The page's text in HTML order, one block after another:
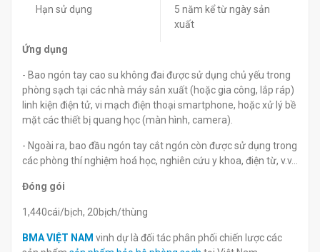
Hạn sử dụng
5 năm kể từ ngày sản
xuất
Ứng dụng
- Bao ngón tay cao su không đai được sử dụng chủ yếu trong
phòng sạch tại các nhà máy sản xuất (hoặc gia công, lắp ráp)
linh kiện điện tử, vi mạch điện thoại smartphone, hoặc xử lý bề
mặt các thiết bị quang học (màn hình, camera).
- Ngoài ra, bao đầu ngón tay cắt ngón còn được sử dụng trong
các phòng thí nghiệm hoá học, nghiên cứu y khoa, điện từ, v.v...
Đóng gói
1,440cái/bịch, 20bịch/thùng
BMA VIỆT NAM vinh dự là đối tác phân phối chiến lược các